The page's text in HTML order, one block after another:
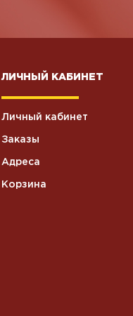
ЛИЧНЫЙ КАБИНЕТ
Личный кабинет
Заказы
Адреса
Корзина